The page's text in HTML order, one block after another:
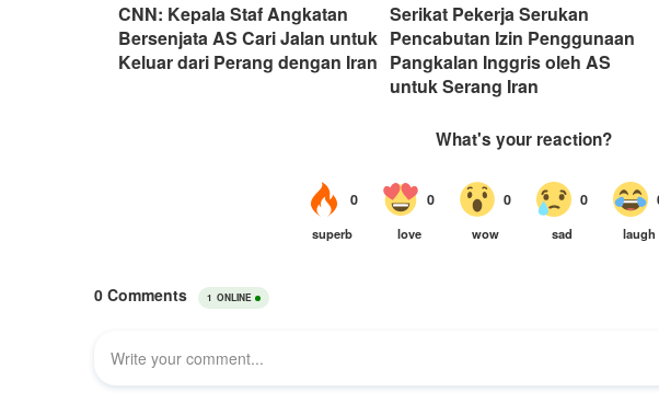
CNN: Kepala Staf Angkatan
Bersenjata AS Cari Jalan untuk
Keluar dari Perang dengan Iran
Serikat Pekerja Serukan
Pencabutan Izin Penggunaan
Pangkalan Inggris oleh AS
untuk Serang Iran